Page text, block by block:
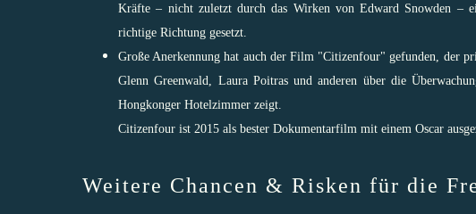
Kräfte – nicht zuletzt durch das Wirken von Edward Snowden –
richtige Richtung gesetzt.
Große Anerkennung hat auch der Film "Citizenfour" gefunden, der
Glenn Greenwald, Laura Poitras und anderen über die
Hongkonger Hotelzimmer zeigt.
Citizenfour ist 2015 als bester Dokumentarfilm mit einem Oscar
Weitere Chancen & Risken für die